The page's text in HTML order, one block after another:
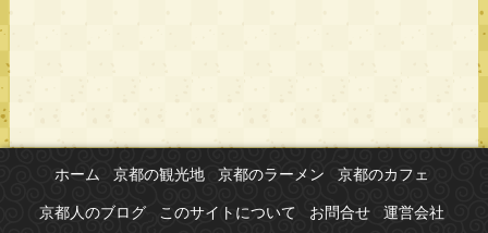
ホーム 京都の観光地 京都のラーメン
京都のカフェ
京都人のブログ
このサイトについて お問合せ
運営会社